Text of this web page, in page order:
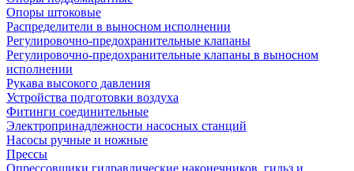
Опоры штоковые
Распределители в выносном исполнении
Регулировочно-предохранительные клапаны
Регулировочно-предохранительные клапаны в выносном
исполнении
Рукава высокого давления
Устройства подготовки воздуха
Фитинги соединительные
Электропринадлежности насосных станций
Насосы ручные и ножные
Прессы
Опрессовщики гидравлические наконечников, гильз и